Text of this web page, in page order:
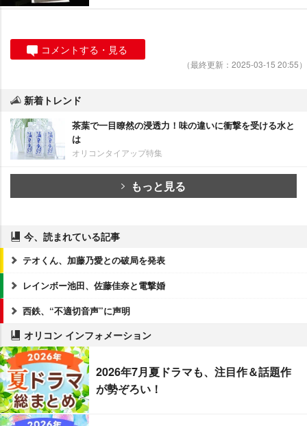
コメントする・見る
（最終更新：2025-03-15 20:55）
新着トレンド
茶葉で一目瞭然の浸透力！味の違いに衝撃を受ける水と
は
オリコンタイアップ特集
もっと見る
今、読まれている記事
テオくん、加藤乃愛との破局を発表
レインボー池田、佐藤佳奈と電撃婚
西鉄、“不適切音声”に声明
オリコン インフォメーション
2026年7月夏ドラマも、注目作＆話題作
が勢ぞろい！